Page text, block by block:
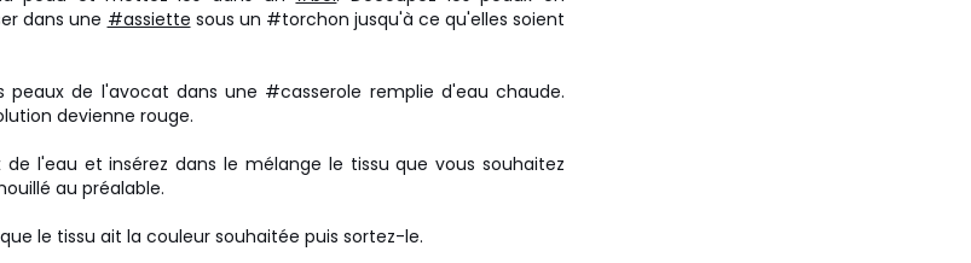
dans une #assiette sous un #torchon jusqu'à ce qu'elles soient
peaux de l'avocat dans une #casserole remplie d'eau chaude.
devienne rouge.
l'eau et insérez dans le mélange le tissu que vous souhaitez
au préalable.
le tissu ait la couleur souhaitée puis sortez-le.